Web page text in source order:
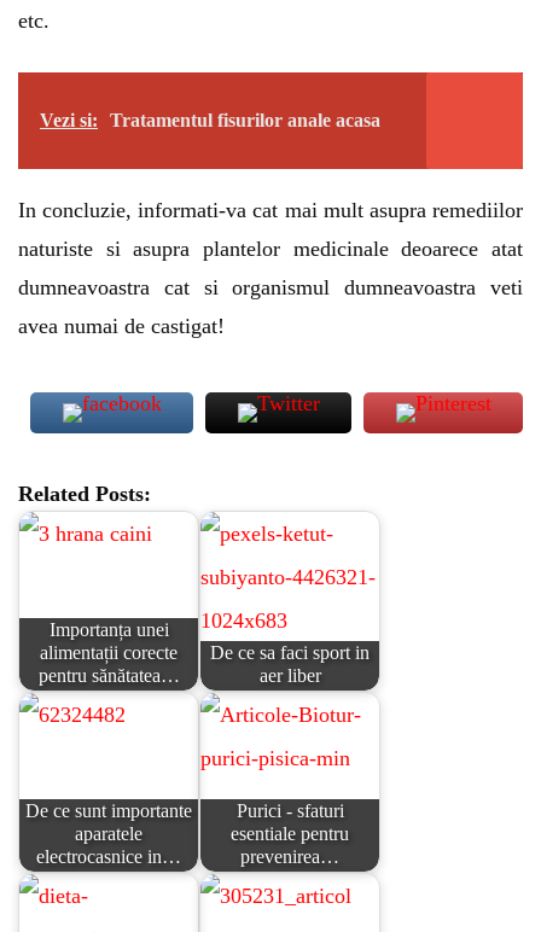
etc.
Vezi si: Tratamentul fisurilor anale acasa
In concluzie, informati-va cat mai mult asupra remediilor
naturiste si asupra plantelor medicinale deoarece atat
dumneavoastra cat si organismul dumneavoastra veti
avea numai de castigat!
Related Posts:
Importanța unei
alimentații corecte
pentru sănătatea…
De ce sa faci sport in
aer liber
De ce sunt importante
aparatele
electrocasnice in…
Purici - sfaturi
esentiale pentru
prevenirea…